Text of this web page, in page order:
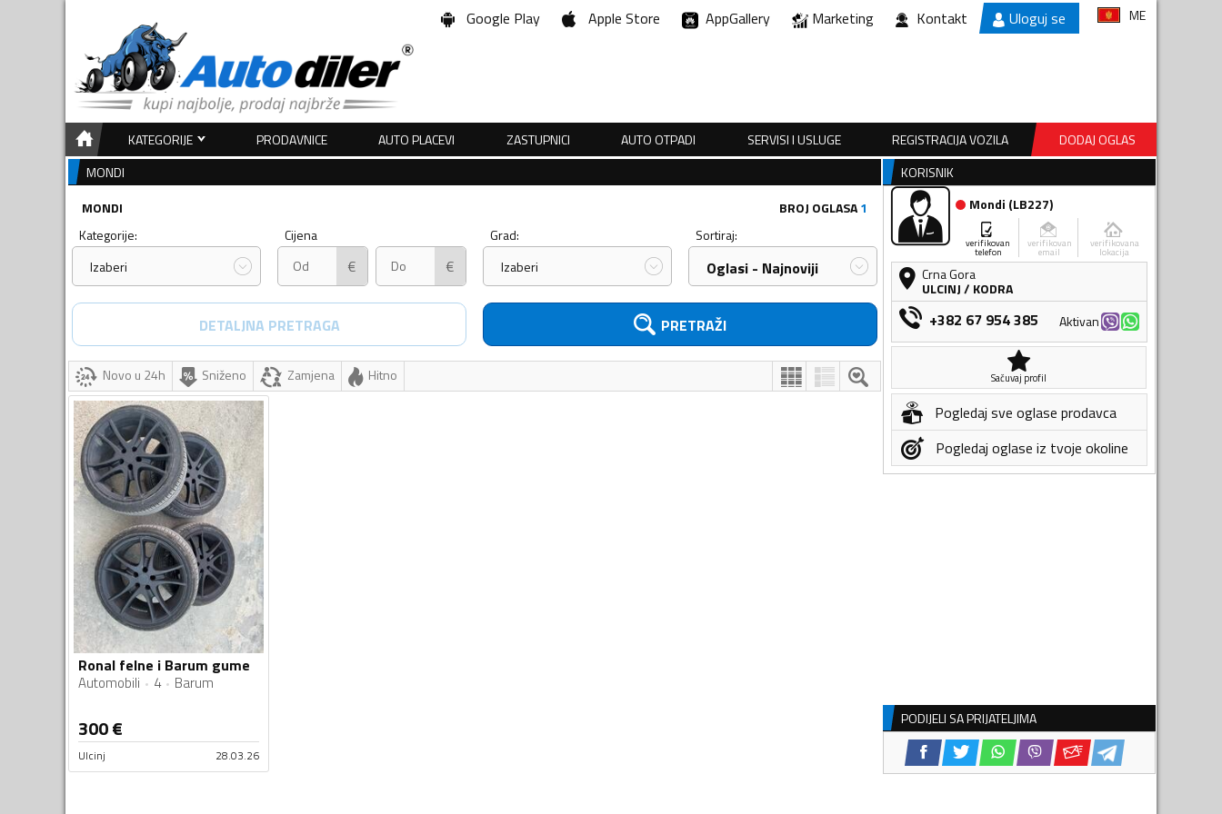
Google Play Apple Store AppGallery Marketing Kontakt Uloguj se ME
KATEGORIJE PRODAVNICE AUTO PLACEVI ZASTUPNICI AUTO OTPADI SERVISI I USLUGE REGISTRACIJA VOZILA
DODAJ OGLAS
MONDI
MONDI
BROJ OGLASA1
Kategorije:
Izaberi
Cijena
€ €
Grad:
Izaberi
Sortiraj:
Oglasi - Najnoviji
DETALJNA PRETRAGA PRETRAŽI
Novo u 24h Sniženo Zamjena Hitno
Ronal felne i Barum gume
Automobili 4 Barum
300€
Ulcinj 28.03.26
KORISNIK
Mondi (LB227)
verifikovan
telefon
verifikovan
email
verifikovana
lokacija
Crna Gora
ULCINJ/ KODRA
+382 67 954 385 Aktivan
Sačuvaj profil
Pogledaj sve oglase prodavca
Pogledaj oglase iz tvoje okoline
PODIJELI SA PRIJATELJIMA